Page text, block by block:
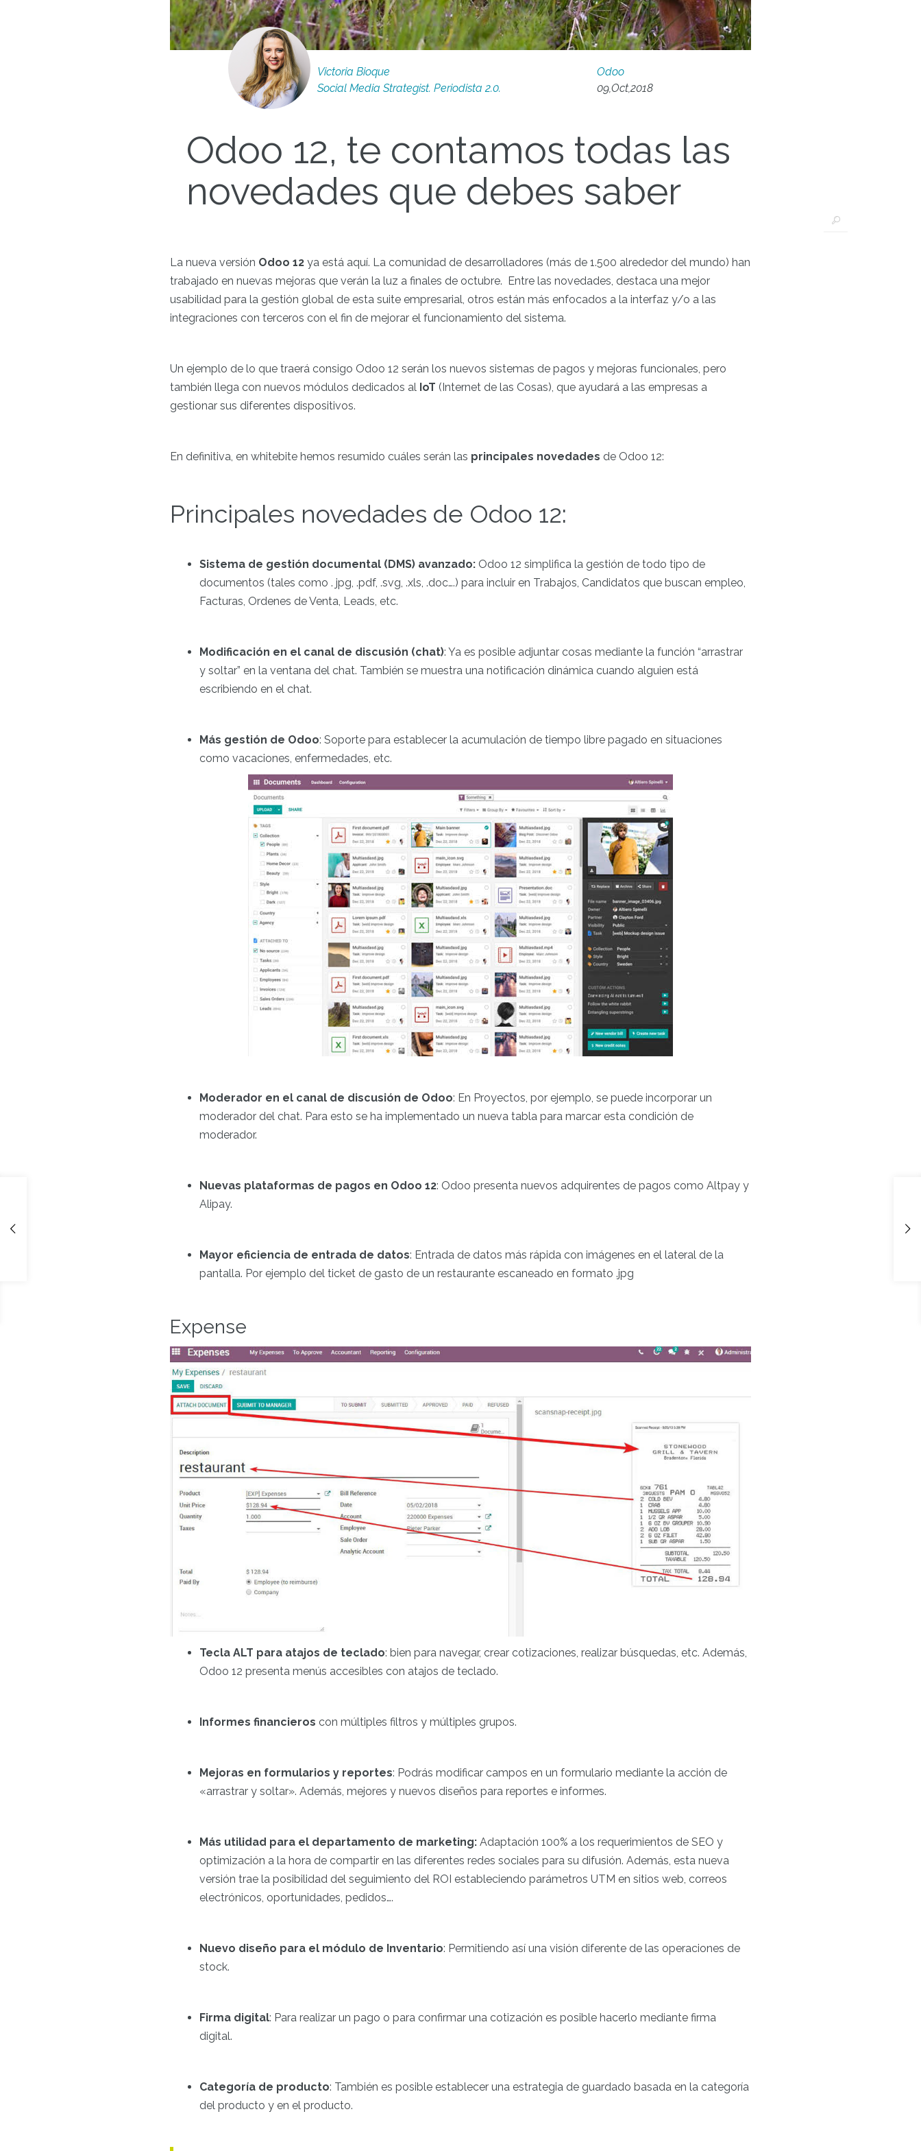
Victoria Bioque
Social Media Strategist. Periodista 2.0.
Odoo
09,Oct,2018
Odoo 12, te contamos todas las
novedades que debes saber
La nueva versión Odoo 12 ya está aquí. La comunidad de desarrolladores (más de 1.500 alrededor del mundo) han
trabajado en nuevas mejoras que verán la luz a finales de octubre. Entre las novedades, destaca una mejor
usabilidad para la gestión global de esta suite empresarial, otros están más enfocados a la interfaz y/o a las
integraciones con terceros con el fin de mejorar el funcionamiento del sistema.
Un ejemplo de lo que traerá consigo Odoo 12 serán los nuevos sistemas de pagos y mejoras funcionales, pero
también llega con nuevos módulos dedicados al IoT (Internet de las Cosas), que ayudará a las empresas a
gestionar sus diferentes dispositivos.
En definitiva, en whitebite hemos resumido cuáles serán las principales novedades de Odoo 12:
Principales novedades de Odoo 12:
Sistema de gestión documental (DMS) avanzado:Odoo 12 simplifica la gestión de todo tipo de
documentos (tales como . jpg, .pdf, .svg, .xls, .doc….) para incluir en Trabajos, Candidatos que buscan empleo,
Facturas, Ordenes de Venta, Leads, etc.
Modificación en el canal de discusión (chat): Ya es posible adjuntar cosas mediante la función “arrastrar
y soltar” en la ventana del chat. También se muestra una notificación dinámica cuando alguien está
escribiendo en el chat.
Más gestión de Odoo: Soporte para establecer la acumulación de tiempo libre pagado en situaciones
como vacaciones, enfermedades, etc.
Moderador en el canal de discusión de Odoo: En Proyectos, por ejemplo, se puede incorporar un
moderador del chat. Para esto se ha implementado un nueva tabla para marcar esta condición de
moderador.
Nuevas plataformas de pagos en Odoo 12: Odoo presenta nuevos adquirentes de pagos como Altpay y
Alipay.
Mayor eficiencia de entrada de datos: Entrada de datos más rápida con imágenes en el lateral de la
pantalla. Por ejemplo del ticket de gasto de un restaurante escaneado en formato .jpg
Expense
Tecla ALT para atajos de teclado: bien para navegar, crear cotizaciones, realizar búsquedas, etc. Además,
Odoo 12 presenta menús accesibles con atajos de teclado.
Informes financieros con múltiples filtros y múltiples grupos.
Mejoras en formularios y reportes: Podrás modificar campos en un formulario mediante la acción de
«arrastrar y soltar». Además, mejores y nuevos diseños para reportes e informes.
Más utilidad para el departamento de marketing:Adaptación 100% a los requerimientos de SEO y
optimización a la hora de compartir en las diferentes redes sociales para su difusión. Además, esta nueva
versión trae la posibilidad del seguimiento del ROI estableciendo parámetros UTM en sitios web, correos
electrónicos, oportunidades, pedidos….
Nuevo diseño para el módulo de Inventario: Permitiendo así una visión diferente de las operaciones de
stock.
Firma digital: Para realizar un pago o para confirmar una cotización es posible hacerlo mediante firma
digital.
Categoría de producto: También es posible establecer una estrategia de guardado basada en la categoría
del producto y en el producto.